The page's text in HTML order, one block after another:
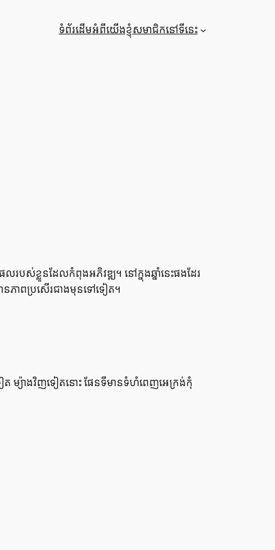
ទំព័រ​ដើមអំពី​យើង​ខ្ញុំសមាជិក​នៅ​ទីនេះ
របស់​ខ្លួន​ដែល​កំពុង​អភិវឌ្ឍ។ នៅ​ក្នុង​ឆ្នាំ​នេះ​ផង​ដែរ
ន​ភាព​ប្រសើរ​ជាង​មុន​ទៅទៀត។
ត ម្យ៉ាង​វិញ​ទៀត​នោះ ផែនទី​មាន​ទំហំ​ពេញ​អេក្រង់​កុំ